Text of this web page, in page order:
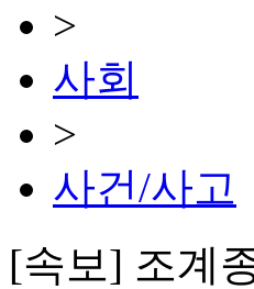
>
사회
>
사건/사고
[속보] 조계